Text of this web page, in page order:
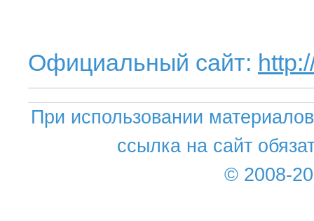
Официальный сайт:
При использовании
ссылка на сайт
© 2008-